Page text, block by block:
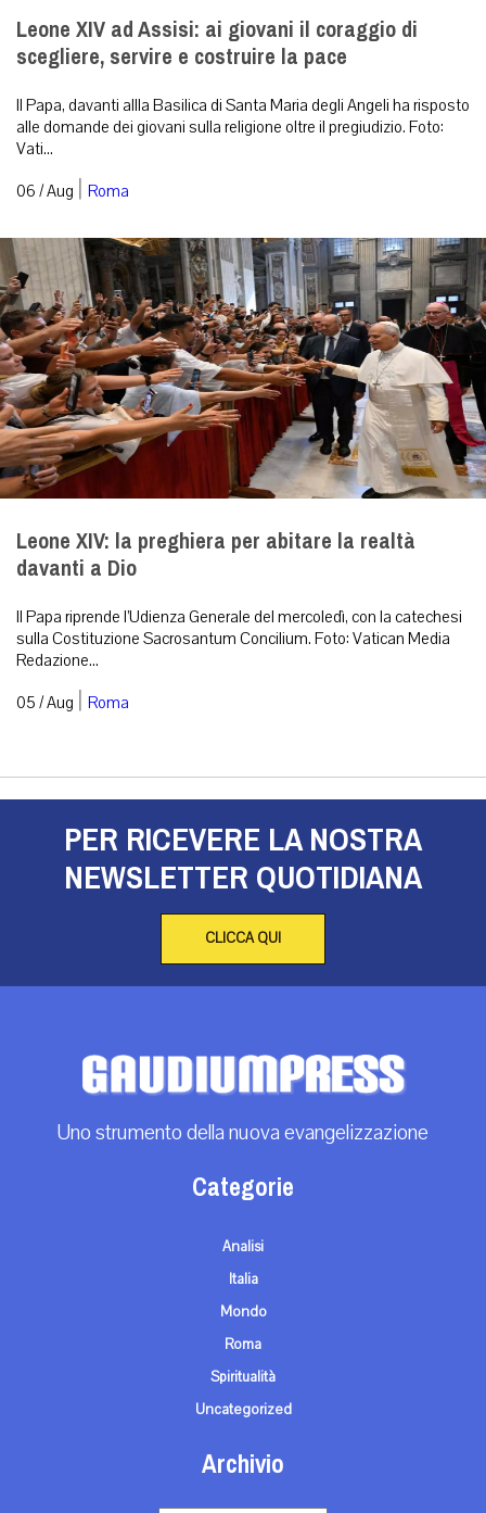
Leone XIV ad Assisi: ai giovani il coraggio di
scegliere, servire e costruire la pace
Il Papa, davanti allla Basilica di Santa Maria degli Angeli ha risposto
alle domande dei giovani sulla religione oltre il pregiudizio. Foto:
Vati...
06 / Aug | Roma
Leone XIV: la preghiera per abitare la realtà
davanti a Dio
Il Papa riprende l’Udienza Generale del mercoledì, con la catechesi
sulla Costituzione Sacrosantum Concilium. Foto: Vatican Media
Redazione...
05 / Aug | Roma
PER RICEVERE LA NOSTRA
NEWSLETTER QUOTIDIANA
CLICCA QUI
Uno strumento della nuova evangelizzazione
Categorie
Analisi
Italia
Mondo
Roma
Spiritualità
Uncategorized
Archivio